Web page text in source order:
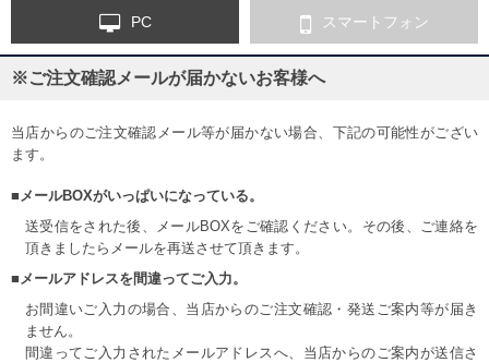
PC スマートフォン
※ご注文確認メールが届かないお客様へ
当店からのご注文確認メール等が届かない場合、下記の可能性がござい
ます。
■メールBOXがいっぱいになっている。
送受信をされた後、メールBOXをご確認ください。その後、ご連絡を
頂きましたらメールを再送させて頂きます。
■メールアドレスを間違ってご入力。
お間違いご入力の場合、当店からのご注文確認・発送ご案内等が届き
ません。
間違ってご入力されたメールアドレスへ、当店からのご案内が送信さ